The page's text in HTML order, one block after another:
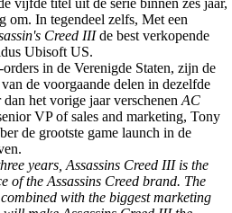
vijfde titel uit de serie binnen zes jaar,
om. In tegendeel zelfs, Met een
Creed IIIde best verkopende
Ubisoft US.
in de Verenigde Staten, zijn de
de voorgaande delen in dezelfde
het vorige jaar verschenen AC
VP of sales and marketing, Tony
de grootste game launch in de
years, Assassins Creed III is the
of the Assassins Creed brand. The
with the biggest marketing